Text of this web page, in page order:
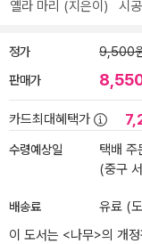
옐라 마리 (지은이) 시
정가 9,500
판매가
카드최대혜택가
수령예상일
택배 주
(중구
배송료
유료 (
이 도서는 <나무>의 개